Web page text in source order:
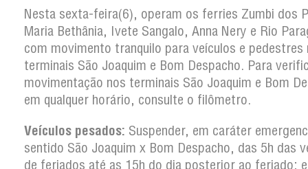
Nesta sexta-feira(6), operam os ferries Zumbi dos
Maria Bethânia, Ivete Sangalo, Anna Nery e Rio
com movimento tranquilo para veículos e pedestres
terminais São Joaquim e Bom Despacho. Para
movimentação nos terminais São Joaquim e Bom
em qualquer horário, consulte o filômetro.
Veículos pesados: Suspender, em caráter
sentido São Joaquim x Bom Despacho, das 5h das
de feriados até as 15h do dia posterior ao feriado;